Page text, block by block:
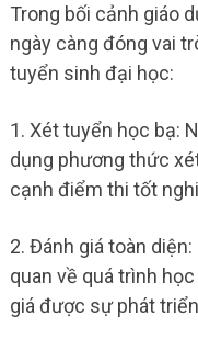
Trong bối cảnh giáo
ngày càng đóng vai
tuyển sinh đại học:
1. Xét tuyển học bạ:
dụng phương thức
cạnh điểm thi tốt
2. Đánh giá toàn
quan về quá trình
giá được sự phát